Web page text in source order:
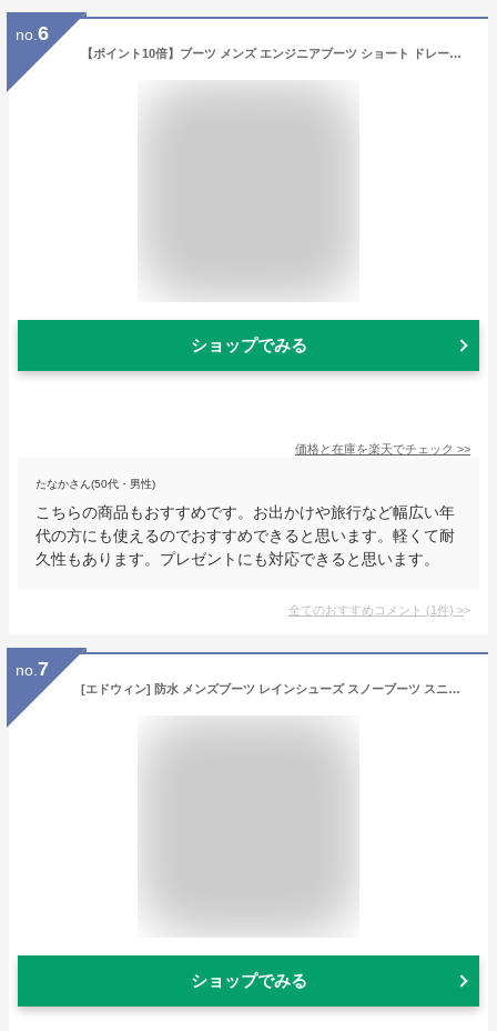
no. 6
【ポイント10倍】ブーツ メンズ エンジニアブーツ ショート ドレープ 黒 革靴 3E レザー スエード 合成皮革 ワーク カジュアル ブラック ブラウン ベルト 渋い バイクブーツ おしゃれ 秋 冬 25.0-27.0cm Dedes デデス No.5111【セット割引対象1足税込4840円】
ショップでみる
価格と在庫を楽天でチェック >>
たなかさん(50代・男性)
こちらの商品もおすすめです。お出かけや旅行など幅広い年
代の方にも使えるのでおすすめできると思います。軽くて耐
久性もあります。プレゼントにも対応できると思います。
全てのおすすめコメント (1件) >
no. 7
[エドウィン] 防水 メンズブーツ レインシューズ スノーブーツ スニーカー 靴 (イエロー, 28cm)
ショップでみる